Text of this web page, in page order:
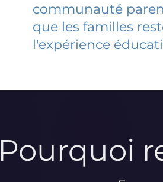
communauté
que les familles
l'expérience
Pourquoi